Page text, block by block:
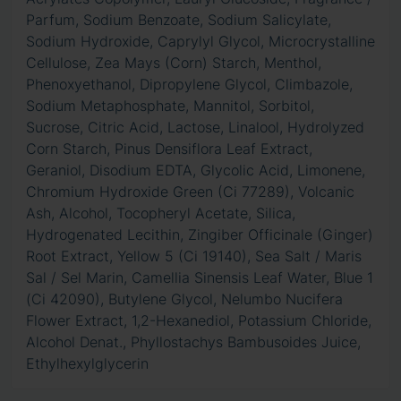
Parfum, Sodium Benzoate, Sodium Salicylate,
Sodium Hydroxide, Caprylyl Glycol, Microcrystalline
Cellulose, Zea Mays (Corn) Starch, Menthol,
Phenoxyethanol, Dipropylene Glycol, Climbazole,
Sodium Metaphosphate, Mannitol, Sorbitol,
Sucrose, Citric Acid, Lactose, Linalool, Hydrolyzed
Corn Starch, Pinus Densiflora Leaf Extract,
Geraniol, Disodium EDTA, Glycolic Acid, Limonene,
Chromium Hydroxide Green (Ci 77289), Volcanic
Ash, Alcohol, Tocopheryl Acetate, Silica,
Hydrogenated Lecithin, Zingiber Officinale (Ginger)
Root Extract, Yellow 5 (Ci 19140), Sea Salt / Maris
Sal / Sel Marin, Camellia Sinensis Leaf Water, Blue 1
(Ci 42090), Butylene Glycol, Nelumbo Nucifera
Flower Extract, 1,2-Hexanediol, Potassium Chloride,
Alcohol Denat., Phyllostachys Bambusoides Juice,
Ethylhexylglycerin